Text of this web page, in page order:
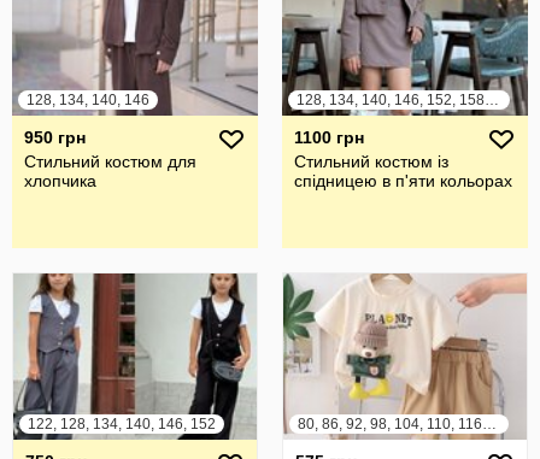
128, 134, 140, 146
950 грн
Стильний костюм для
хлопчика
128, 134, 140, 146, 152, 158, 164
1100 грн
Стильний костюм із
спідницею в п'яти кольорах
122, 128, 134, 140, 146, 152 80, 86, 92, 98, 104, 110, 116, 122